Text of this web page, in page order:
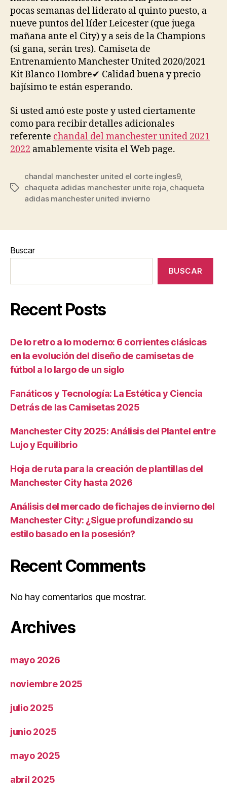
pocas semanas del liderato al quinto puesto, a
nueve puntos del líder Leicester (que juega
mañana ante el City) y a seis de la Champions
(si gana, serán tres). Camiseta de
Entrenamiento Manchester United 2020/2021
Kit Blanco Hombre✔ Calidad buena y precio
bajísimo te están esperando.
Si usted amó este poste y usted ciertamente
como para recibir detalles adicionales
referente chandal del manchester united 2021
2022 amablemente visita el Web page.
Etiquetas
chandal manchester united el corte ingles9,
chaqueta adidas manchester unite roja, chaqueta
adidas manchester united invierno
Buscar
BUSCAR
Recent Posts
De lo retro a lo moderno: 6 corrientes clásicas
en la evolución del diseño de camisetas de
fútbol a lo largo de un siglo
Fanáticos y Tecnología: La Estética y Ciencia
Detrás de las Camisetas 2025
Manchester City 2025: Análisis del Plantel entre
Lujo y Equilibrio
Hoja de ruta para la creación de plantillas del
Manchester City hasta 2026
Análisis del mercado de fichajes de invierno del
Manchester City: ¿Sigue profundizando su
estilo basado en la posesión?
Recent Comments
No hay comentarios que mostrar.
Archives
mayo 2026
noviembre 2025
julio 2025
junio 2025
mayo 2025
abril 2025